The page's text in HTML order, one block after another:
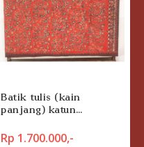
Batik tulis (kain
panjang) katun
sanggat
Rp 1.700.000,-